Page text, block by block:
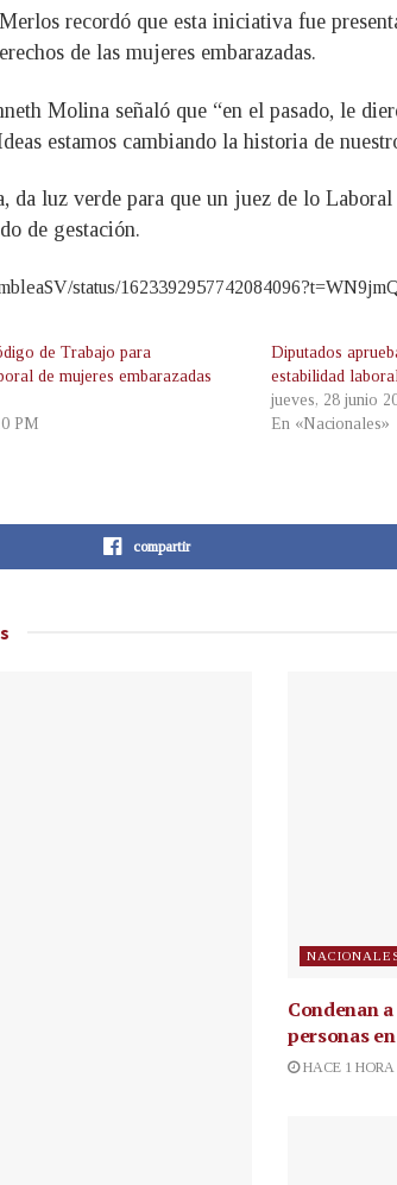
recordó que esta iniciativa fue
de las mujeres embarazadas.
Molina señaló que “en el pasado, le
estamos cambiando la historia de
da luz verde para que un juez de lo
de gestación.
status/
de Trabajo para
de mujeres embarazadas
PM
Diputados
estabilidad
jueves, 28 junio
En «Nacionales»
compartir
Condenan
personas
HACE 1 HORA